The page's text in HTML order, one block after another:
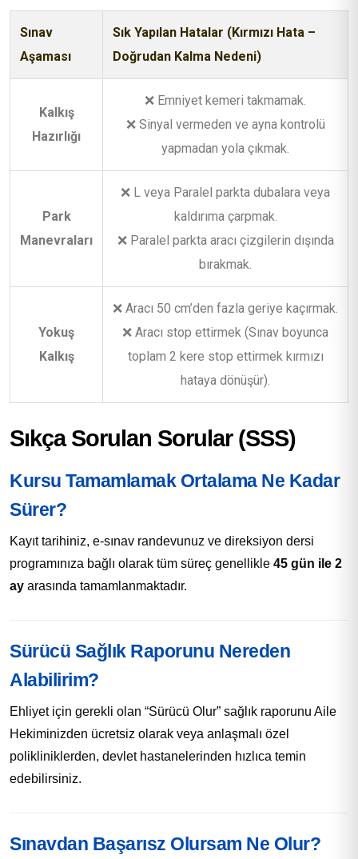
Sınav
Aşaması
Sık Yapılan Hatalar (Kırmızı Hata –
Doğrudan Kalma Nedeni)
Kalkış
Hazırlığı
❌ Emniyet kemeri takmamak.
❌ Sinyal vermeden ve ayna kontrolü
yapmadan yola çıkmak.
Park
Manevraları
❌ L veya Paralel parkta dubalara veya
kaldırıma çarpmak.
❌ Paralel parkta aracı çizgilerin dışında
bırakmak.
Yokuş
Kalkış
❌ Aracı 50 cm’den fazla geriye kaçırmak.
❌ Aracı stop ettirmek (Sınav boyunca
toplam 2 kere stop ettirmek kırmızı
hataya dönüşür).
Sıkça Sorulan Sorular (SSS)
Kursu Tamamlamak Ortalama Ne Kadar
Sürer?
Kayıt tarihiniz, e-sınav randevunuz ve direksiyon dersi
programınıza bağlı olarak tüm süreç genellikle 45 gün ile 2
ay arasında tamamlanmaktadır.
Sürücü Sağlık Raporunu Nereden
Alabilirim?
Ehliyet için gerekli olan “Sürücü Olur” sağlık raporunu Aile
Hekiminizden ücretsiz olarak veya anlaşmalı özel
polikliniklerden, devlet hastanelerinden hızlıca temin
edebilirsiniz.
Sınavdan Başarısz Olursam Ne Olur?